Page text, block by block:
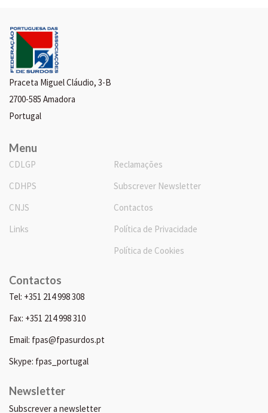
Praceta Miguel Cláudio, 3-B
2700-585 Amadora
Portugal
Menu
CDLGP
CDHPS
CNJS
Links
Reclamações
Subscrever Newsletter
Contactos
Política de Privacidade
Política de Cookies
Contactos
Tel: +351 214 998 308
Fax: +351 214 998 310
Email: fpas@fpasurdos.pt
Skype: fpas_portugal
Newsletter
Subscrever a newsletter